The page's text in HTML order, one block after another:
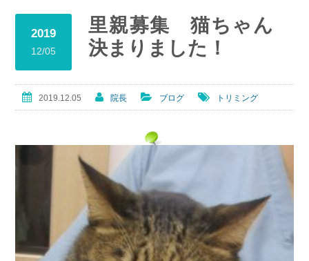
2019
12/05
里親募集 猫ちゃん
決まりました！
2019.12.05 院長 ブログ トリミング